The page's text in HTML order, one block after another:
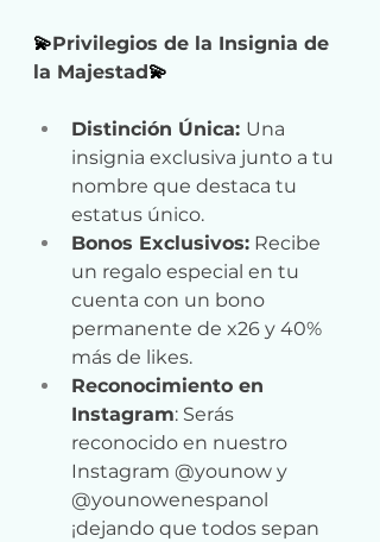
💫Privilegios de la Insignia de
la Majestad💫
Distinción Única: Una
insignia exclusiva junto a tu
nombre que destaca tu
estatus único.
Bonos Exclusivos: Recibe
un regalo especial en tu
cuenta con un bono
permanente de x26 y 40%
más de likes.
Reconocimiento en
Instagram: Serás
reconocido en nuestro
Instagram @younow y
@younowenespanol
¡dejando que todos sepan